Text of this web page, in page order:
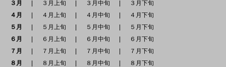
３月
３月上旬 ３月中旬
３月下旬
４月
４月上旬 ４月中旬
４月下旬
５月
５月上旬 ５月中旬
５月下旬
６月
６月上旬 ６月中旬
６月下旬
７月
７月上旬 ７月中旬
７月下旬
８月
８月上旬 ８月中旬
８月下旬